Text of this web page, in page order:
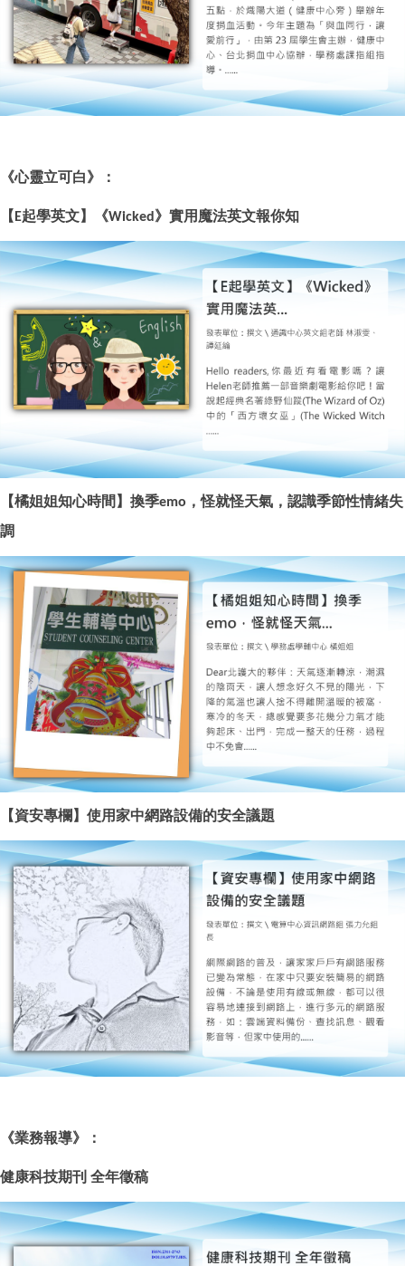
《心靈立可白》：
【E起學英文】《Wicked》實用魔法英文報你知
【橘姐姐知心時間】換季emo ，怪就怪天氣，認識季節性情緒失
調
【資安專欄】使用家中網路設備的安全議題
《業務報導》：
健康科技期刊 全年徵稿